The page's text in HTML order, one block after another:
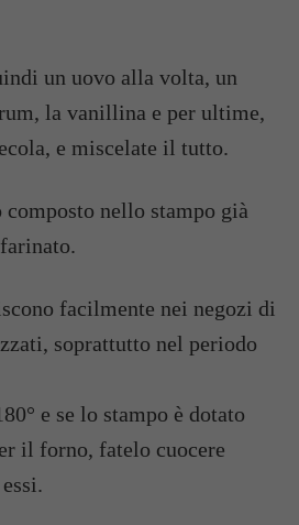
un uovo alla volta, un
la vanillina e per ultime,
e miscelate il tutto.
composto nello stampo già
facilmente nei negozi di
soprattutto nel periodo
e se lo stampo è dotato
il forno, fatelo cuocere